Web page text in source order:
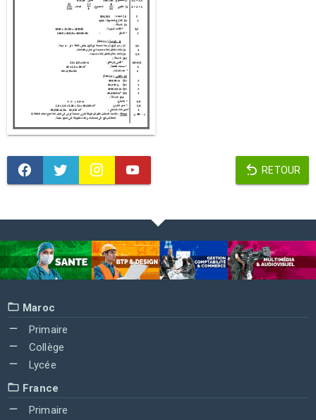
RETOUR
Maroc
Primaire
Collège
Lycée
France
Primaire